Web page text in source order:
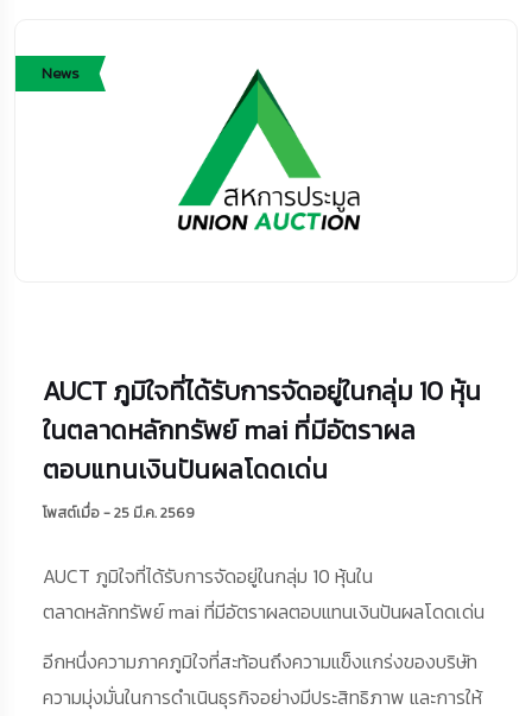
News
AUCT ภูมิใจที่ได้รับการจัดอยู่ในกลุ่ม 10 หุ้น
ในตลาดหลักทรัพย์ mai ที่มีอัตราผล
ตอบแทนเงินปันผลโดดเด่น
โพสต์เมื่อ - 25 มี.ค. 2569
AUCT ภูมิใจที่ได้รับการจัดอยู่ในกลุ่ม 10 หุ้นใน
ตลาดหลักทรัพย์ mai ที่มีอัตราผลตอบแทนเงินปันผลโดดเด่น
อีกหนึ่งความภาคภูมิใจที่สะท้อนถึงความแข็งแกร่งของบริษัท
ความมุ่งมั่นในการดำเนินธุรกิจอย่างมีประสิทธิภาพ และการให้